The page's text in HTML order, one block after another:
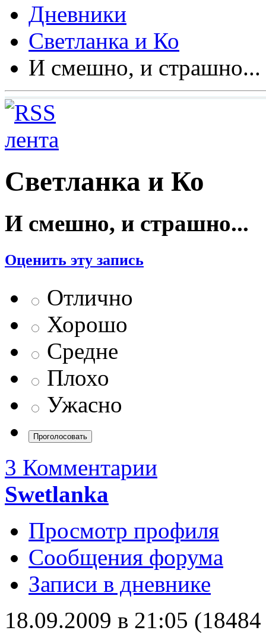
Дневники
Светланка и Ко
И смешно, и страшно...
Светланка и Ко
И смешно, и страшно...
Оценить эту запись
Отлично
Хорошо
Средне
Плохо
Ужасно
3 Комментарии
Swetlanka
Просмотр профиля
Сообщения форума
Записи в дневнике
18.09.2009 в 21:05